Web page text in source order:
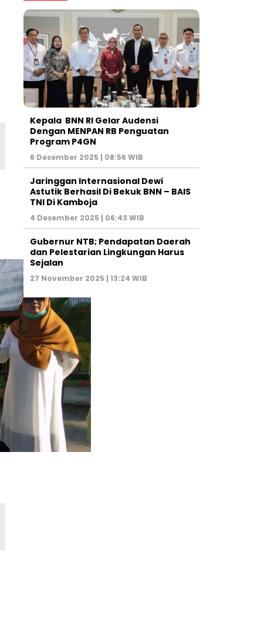
Kepala BNN RI Gelar Audensi
Dengan MENPAN RB Penguatan
Program P4GN
6 Desember 2025 | 08:56 WIB
Jaringgan Internasional Dewi
Astutik Berhasil Di Bekuk BNN – BAIS
TNI Di Kamboja
4 Desember 2025 | 06:43 WIB
Gubernur NTB; Pendapatan Daerah
dan Pelestarian Lingkungan Harus
Sejalan
27 November 2025 | 13:24 WIB